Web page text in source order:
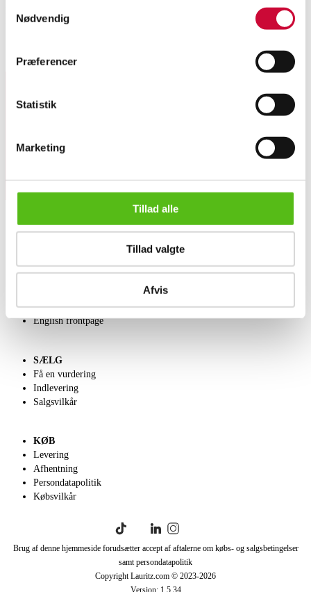
Nødvendig
Præferencer
Statistik
Marketing
Tillad alle
Tillad valgte
Afvis
Ravhalskæde af 14 kt. guld, L. 63 cm.
kraftig 1 mm. guldtråd. Længde: 63 cm. Perlediameter: 6-10 mm. Fremstår
uden brugsspor.
Tilmeld dig vores nyhedsbrev og modtag nyheder samt
Om Lauritz.com
Klassisk Auktion
English frontpage
SÆLG
Få en vurdering
Indlevering
Salgsvilkår
KØB
Levering
Afhentning
Persondatapolitik
Købsvilkår
Brug af denne hjemmeside forudsætter accept af aftalerne om købs- og salgsbetingelser
samt persondatapolitik
Copyright Lauritz.com © 2023-2026
Version: 1.5.34